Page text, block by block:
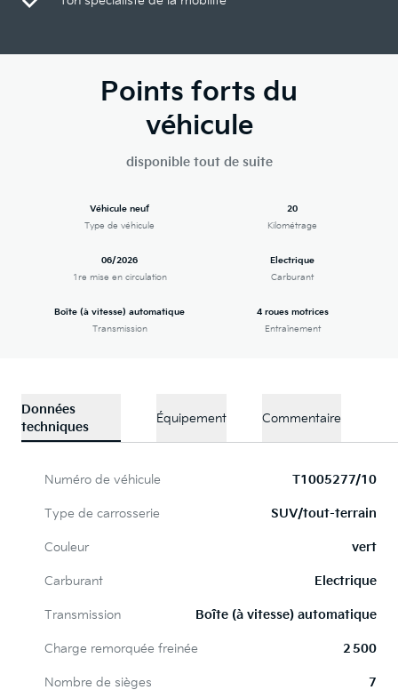
Points forts du
véhicule
disponible tout de suite
Véhicule neuf
Type de véhicule
20
Kilométrage
06/2026
1re mise en circulation
Electrique
Carburant
Boîte (à vitesse) automatique
Transmission
4 roues motrices
Entraînement
Données
techniques
Équipement Commentaire
Numéro de véhicule T1005277/10
Type de carrosserie SUV/tout-terrain
Couleur vert
Carburant Electrique
Transmission Boîte (à vitesse) automatique
Charge remorquée freinée 2 500
Nombre de sièges 7